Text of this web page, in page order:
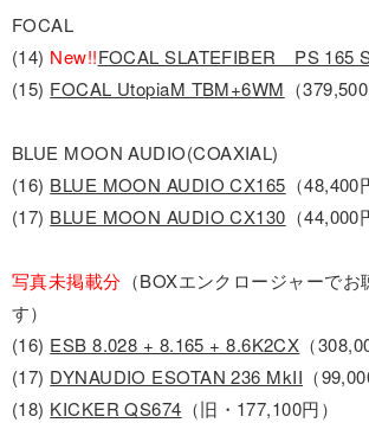
FOCAL
(14) New!!FOCAL SLATEFIBER PS 165
(15) FOCAL UtopiaM TBM+6WM （379,500
BLUE MOON AUDIO(COAXIAL)
(16) BLUE MOON AUDIO CX165 （48,400
(17) BLUE MOON AUDIO CX130 （44,000
写真未掲載分 （BOXエンクロージャーで
す）
(16) ESB 8.028 + 8.165 + 8.6K2CX （
(17) DYNAUDIO ESOTAN 236 MkII （
(18) KICKER QS674 （旧・177,100円）